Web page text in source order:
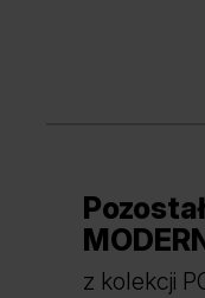
z kolekcji